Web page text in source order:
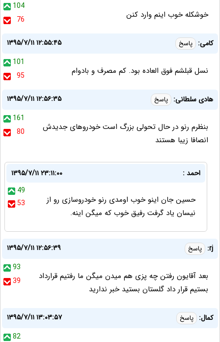
104
76
خوشكله خوب اينم وارد كنن
کامی: پاسخ
۱۳۹۵/۷/۱۱ ۱۲:۵۵:۴۵
101
95
نسل قبلشم فوق العاده بود. کم مصرف و بادوام
هادی سلطانی: پاسخ
۱۳۹۵/۷/۱۱ ۱۲:۵۶:۳۵
161
80
بنظرم رنو در حال تحولی بزرگ است خودروهای جدیدش
انصافا زیبا هستند
احمد :
۱۳۹۵/۷/۱۱ ۲۳:۱۱:۰۰
49
53
حسین جان اینو خوب اومدی رنو خودروسازی رو از
نیسان یاد گرفت رفیق خوب که میگن اینه.
rj: پاسخ
۱۳۹۵/۷/۱۱ ۱۲:۵۶:۳۹
93
39
بعد آقایون رفتن چه پزی هم میدن میگن ما رفتیم قرارداد
بستیم قرار داد گلستان بستید خبر ندارید
کمال: پاسخ
۱۳۹۵/۷/۱۱ ۱۳:۰۳:۵۷
82